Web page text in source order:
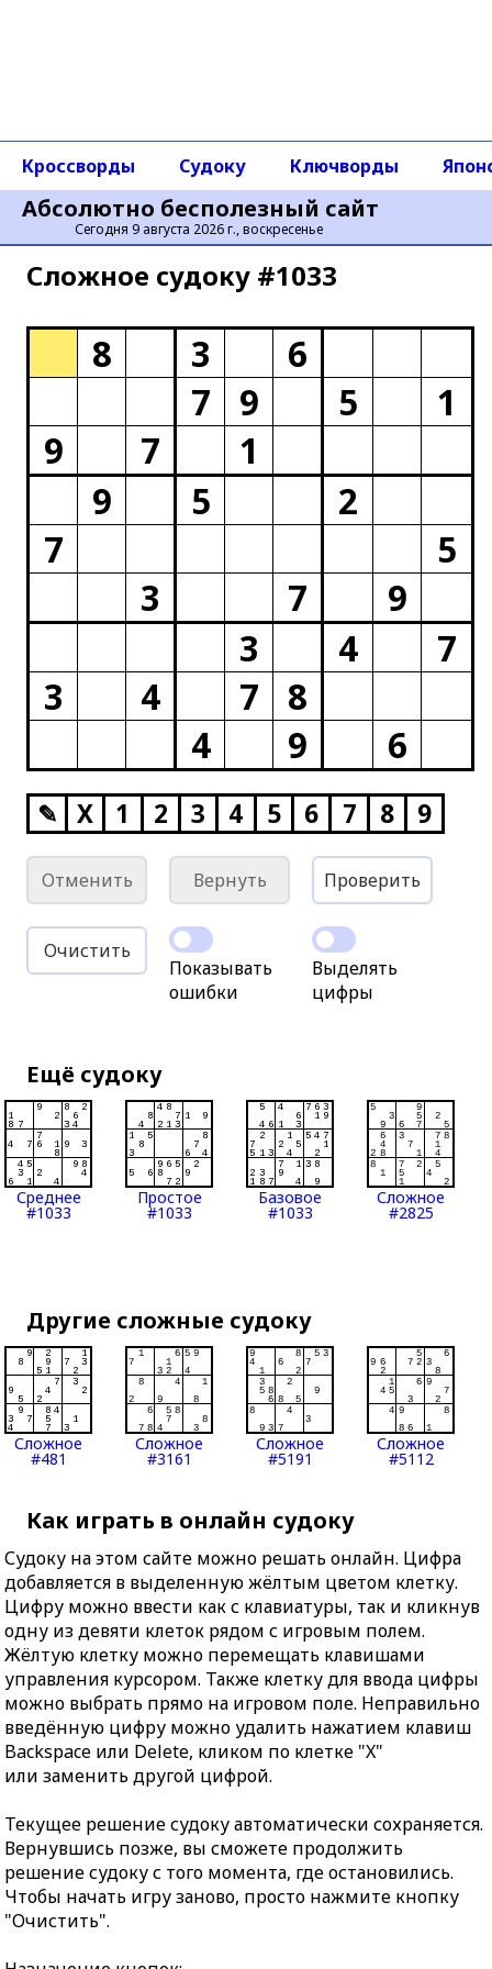
Абсолютно бесполезный сайт
Сегодня 9 августа 2026 г., воскресенье
Кроссворды Судоку Ключворды
Сложное cудоку #1033
8 3
6
7
9 5
1
9
7
1
9
5
2
7
5
3
7
9
3
4
7
3
4 7
8
4
9 6
✎ X 1 2 3 4 5 6 7 8 9
Отменить Вернуть Проверить
Очистить
Показывать
ошибки
Выделять
цифры
Ещё судоку
Среднее
#1033
Простое
#1033
Базовое
#1033
Сложное
#2825
Другие сложные судоку
Сложное
#481
Сложное
#3161
Сложное
#5191
Сложное
#5112
Как играть в онлайн судоку
Судоку на этом сайте можно решать онлайн. Цифра
добавляется в выделенную жёлтым цветом клетку.
Цифру можно ввести как с клавиатуры, так и кликнув
одну из девяти клеток рядом с игровым полем.
Жёлтую клетку можно перемещать клавишами
управления курсором. Также клетку для ввода цифры
можно выбрать прямо на игровом поле. Неправильно
введённую цифру можно удалить нажатием клавиш
Backspace или Delete, кликом по клетке "X"
или заменить другой цифрой.
Текущее решение судоку автоматически сохраняется.
Вернувшись позже, вы сможете продолжить
решение судоку с того момента, где остановились.
Чтобы начать игру заново, просто нажмите кнопку
"Очистить".